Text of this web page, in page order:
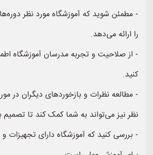
- مطمئن شوید که آموزشگاه مورد نظر
را ارائه می‌دهد.
- از صلاحیت و تجربه مدرسان آموزشگاه
کنید.
- مطالعه نظرات و بازخوردهای دیگران در
نظر نیز می‌تواند به شما کمک کند تا تصمیم
- بررسی کنید که آموزشگاه دارای تجهیزات و